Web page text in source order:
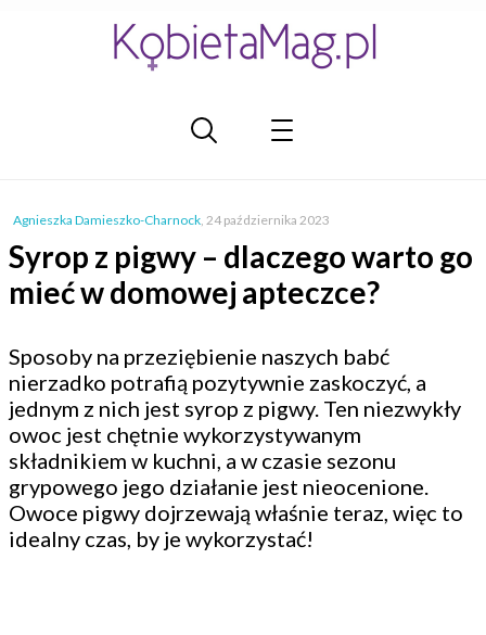
Agnieszka Damieszko-Charnock, 24 października 2023
Syrop z pigwy – dlaczego warto go
mieć w domowej apteczce?
Sposoby na przeziębienie naszych babć
nierzadko potrafią pozytywnie zaskoczyć, a
jednym z nich jest syrop z pigwy. Ten niezwykły
owoc jest chętnie wykorzystywanym
składnikiem w kuchni, a w czasie sezonu
grypowego jego działanie jest nieocenione.
Owoce pigwy dojrzewają właśnie teraz, więc to
idealny czas, by je wykorzystać!